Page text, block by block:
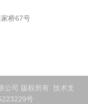
桥67号
公司 版权所有 技术支
号